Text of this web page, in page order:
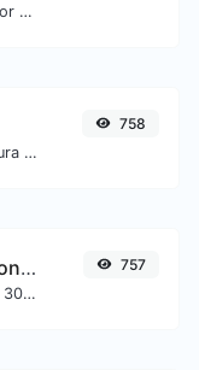
Generate a SHA-224 hash for any string input.
Gere facilmente sua assinatura personalizada e faça o download com facilidade.
758
Verificador de redirecionamento de URL
Verifique redirecionamentos 301 e 302 de uma URL específica. Verifica até 10 redirecionamentos.
757